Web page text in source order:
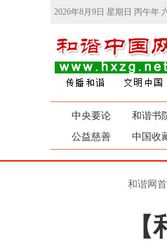
2026年8月9日 星期日 丙午年
中央要论
和谐书
公益慈善
中国收
和谐网首